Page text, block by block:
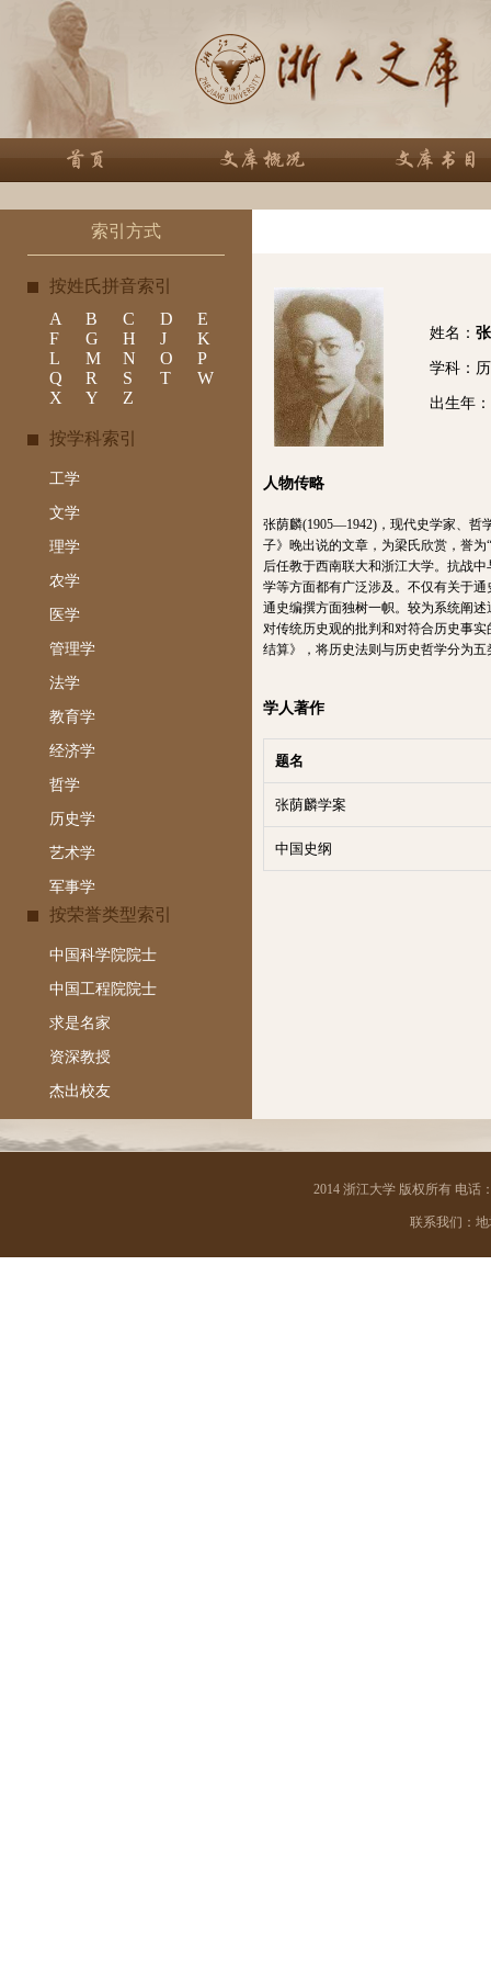
索引方式
按姓氏拼音索引
A
B C D
E
F
G H J
K
L
M N O
P
Q
R S T
W
X
Y Z
按学科索引
工学
文学
理学
农学
医学
管理学
法学
教育学
经济学
哲学
历史学
艺术学
军事学
按荣誉类型索引
中国科学院院士
中国工程院院士
求是名家
资深教授
杰出校友
姓名：
学科：
出生年
人物传略
张荫麟(1905—1942)，现代史学家、哲
子》晚出说的文章，为梁氏欣赏，誉
后任教于西南联大和浙江大学。抗战
学等方面都有广泛涉及。不仅有关于
通史编撰方面独树一帜。较为系统阐
对传统历史观的批判和对符合历史事
结算》，将历史法则与历史哲学分为
学人著作
题名
张荫麟学案
中国史纲
2014 浙江大学 版权所有 电话
联系我们：地